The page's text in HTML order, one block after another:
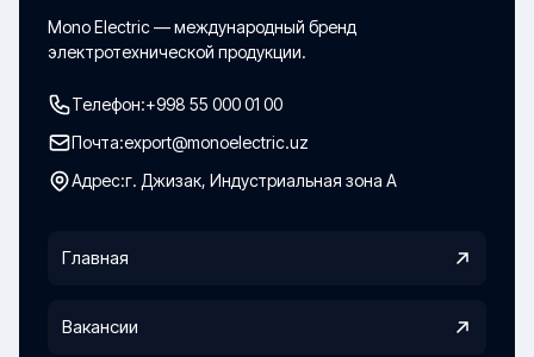
Mono Electric — международный бренд
электротехнической продукции.
Телефон:+998 55 000 01 00
Почта:export@monoelectric.uz
Адрес:г. Джизак, Индустриальная зона А
Главная
Вакансии